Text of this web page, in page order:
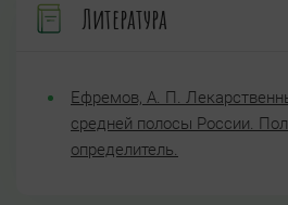
Литература
Ефремов, А. П.
средней полосы России.
определитель.